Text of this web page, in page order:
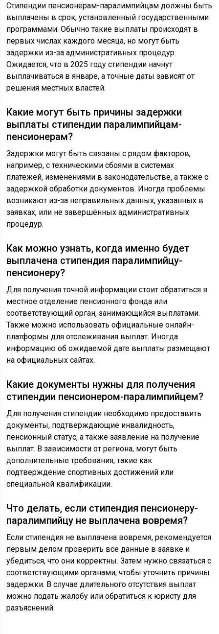
Стипендии пенсионерам-паралимпийцам должны быть
выплачены в срок, установленный государственными
программами. Обычно такие выплаты происходят в
первых числах каждого месяца, но могут быть
задержки из-за административных процедур.
Ожидается, что в 2025 году стипендии начнут
выплачиваться в январе, а точные даты зависят от
решения местных властей.
Какие могут быть причины задержки
выплаты стипендии паралимпийцам-
пенсионерам?
Задержки могут быть связаны с рядом факторов,
например, с техническими сбоями в системах
платежей, изменениями в законодательстве, а также с
задержкой обработки документов. Иногда проблемы
возникают из-за неправильных данных, указанных в
заявках, или не завершённых административных
процедур.
Как можно узнать, когда именно будет
выплачена стипендия паралимпийцу-
пенсионеру?
Для получения точной информации стоит обратиться в
местное отделение пенсионного фонда или
соответствующий орган, занимающийся выплатами.
Также можно использовать официальные онлайн-
платформы для отслеживания выплат. Иногда
информацию об ожидаемой дате выплаты размещают
на официальных сайтах.
Какие документы нужны для получения
стипендии пенсионером-паралимпийцем?
Для получения стипендии необходимо предоставить
документы, подтверждающие инвалидность,
пенсионный статус, а также заявление на получение
выплат. В зависимости от региона, могут быть
дополнительные требования, такие как
подтверждение спортивных достижений или
специальной квалификации.
Что делать, если стипендия пенсионеру-
паралимпийцу не выплачена вовремя?
Если стипендия не выплачена вовремя, рекомендуется
первым делом проверить все данные в заявке и
убедиться, что они корректны. Затем нужно связаться с
соответствующими органами, чтобы уточнить причины
задержки. В случае длительного отсутствия выплат
можно подать жалобу или обратиться к юристу для
разъяснений.